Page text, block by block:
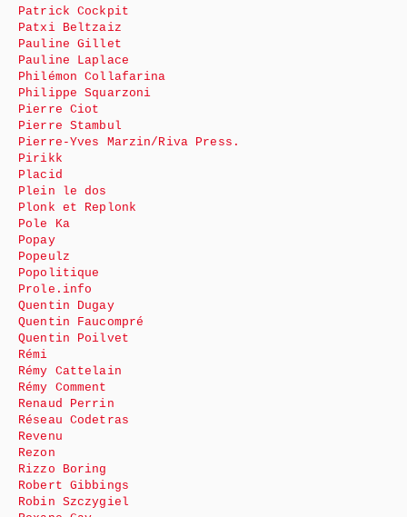
Patrick Cockpit
Patxi Beltzaiz
Pauline Gillet
Pauline Laplace
Philémon Collafarina
Philippe Squarzoni
Pierre Ciot
Pierre Stambul
Pierre-Yves Marzin/Riva Press.
Pirikk
Placid
Plein le dos
Plonk et Replonk
Pole Ka
Popay
Popeulz
Popolitique
Prole.info
Quentin Dugay
Quentin Faucompré
Quentin Poilvet
Rémi
Rémy Cattelain
Rémy Comment
Renaud Perrin
Réseau Codetras
Revenu
Rezon
Rizzo Boring
Robert Gibbings
Robin Szczygiel